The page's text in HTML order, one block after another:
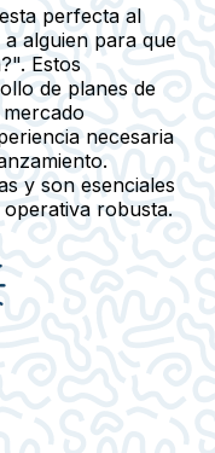
perfecta al
alguien para que
Estos
de planes de
necesaria
y son esenciales
robusta.